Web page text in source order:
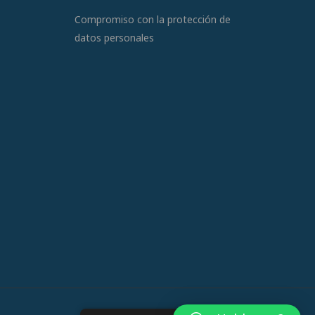
Compromiso con la protección de
datos personales